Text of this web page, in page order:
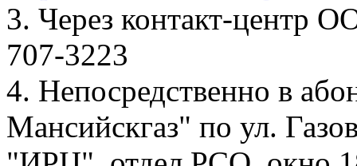
3. Через контакт-центр
707-3223
4. Непосредственно в
Мансийскгаз" по ул.